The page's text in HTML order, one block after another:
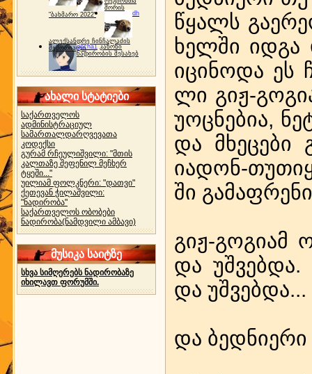
შორის
"ბახმარო 2022"
dh
ალექსანდრე ჩინჩალაძის
მემორიალიgocha1 კანონი
ნადირობის შესახებ
ახალი სტატიები
საქართველოს
ადმინისტრაციულ
სამართალდარღვევათა
კოდექსი
გურამ რჩეულიშვილი: "მთის
კალთაზე შეფენილ მეჩხერ
ტყეში..."
უილიამ ფოლკნერი: "დათვი"
ქეთევან ჭილაშვილი:
"ნადირობა"
საქართველოს ობობები
ნადირობა(ნამდვილი ამბავი)
მუსიკა საიტზე
სხვა სიმღერებს ნადირობაზე
იხილავთ ფორუმში.
წყალს
ხელ­ში იდ­გა
იც­ი­ნო­და ეს
ლი გიჟ-
უოც­ნე­ბია,
და მხე­ცე­ბი
იად­ონ-
ში
გიჟ-გო­გი­ამ
და
და უშ­ვებ­და...
და